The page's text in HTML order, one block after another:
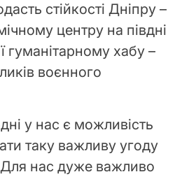
стійкості Дніпру –
центру на півдні
гуманітарному хабу –
воєнного
у нас є можливість
таку важливу угоду
Для нас дуже важливо